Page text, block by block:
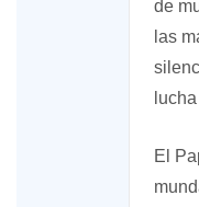
de
las
El